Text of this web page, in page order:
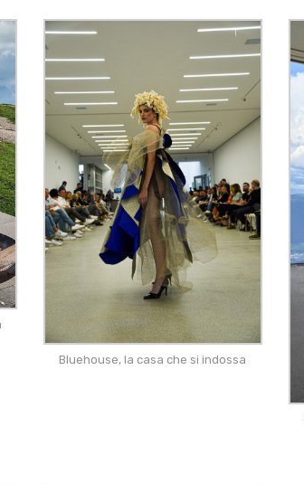
Bluehouse, la casa che si indossa